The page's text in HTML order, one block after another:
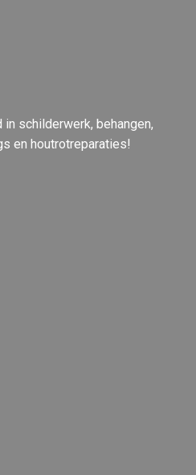
schilderwerk, behangen,
en houtrotreparaties!